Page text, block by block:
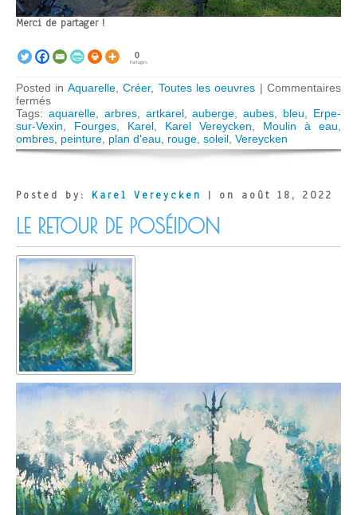
Merci de partager !
0
Partages
Posted in Aquarelle,Créer, Toutes les oeuvres | Commentaires
ferméssur
Moulin
de
Fourges
(27)
Tags: aquarelle, arbres, artkarel,auberge ,aubes bleu
Erpe-
sur-Vexin
Fourges Karel Karel Vereycken Moulin à eau
ombres peinture plan d'eau rouge soleil Vereycken
Posted by: Karel Vereycken | on août 18, 2022
LE RETOUR DE POSÉIDON